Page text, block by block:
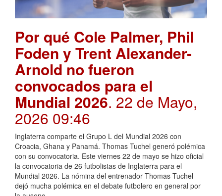
Por qué Cole Palmer, Phil
Foden y Trent Alexander-
Arnold no fueron
convocados para el
Mundial 2026. 22 de Mayo,
2026 09:46
Inglaterra comparte el Grupo L del Mundial 2026 con
Croacia, Ghana y Panamá. Thomas Tuchel generó polémica
con su convocatoria. Este viernes 22 de mayo se hizo oficial
la convocatoria de 26 futbolistas de Inglaterra para el
Mundial 2026. La nómina del entrenador Thomas Tuchel
dejó mucha polémica en el debate futbolero en general por